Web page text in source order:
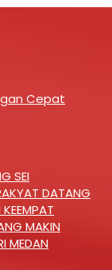
Cepat
SEI
DATANG
MAKIN
MEDAN